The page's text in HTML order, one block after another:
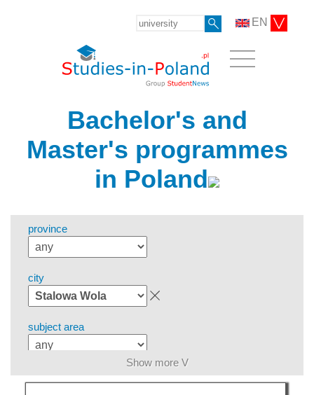
EN
Bachelor's and
Master's programmes
in Poland
province
city
subject area
language
Show more V